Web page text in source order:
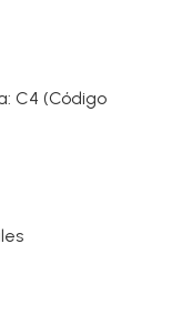
C4 (Código